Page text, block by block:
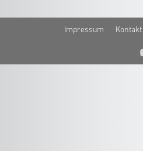
Impressum Kontakt